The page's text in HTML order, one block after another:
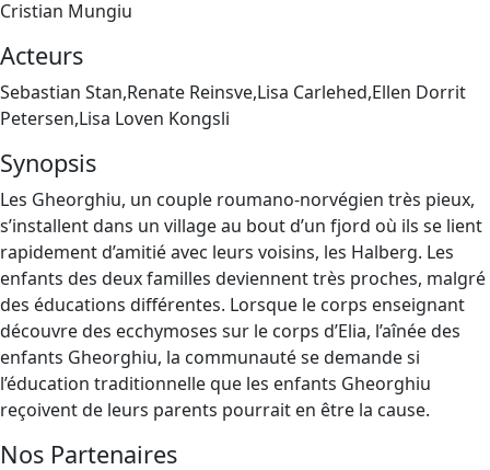
Cristian Mungiu
Acteurs
Sebastian Stan,Renate Reinsve,Lisa Carlehed,Ellen Dorrit
Petersen,Lisa Loven Kongsli
Synopsis
Les Gheorghiu, un couple roumano-norvégien très pieux,
s’installent dans un village au bout d’un fjord où ils se lient
rapidement d’amitié avec leurs voisins, les Halberg. Les
enfants des deux familles deviennent très proches, malgré
des éducations différentes. Lorsque le corps enseignant
découvre des ecchymoses sur le corps d’Elia, l’aînée des
enfants Gheorghiu, la communauté se demande si
l’éducation traditionnelle que les enfants Gheorghiu
reçoivent de leurs parents pourrait en être la cause.
Nos Partenaires